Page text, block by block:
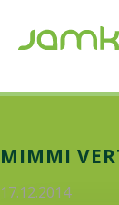
MIMMI
17.12.2014